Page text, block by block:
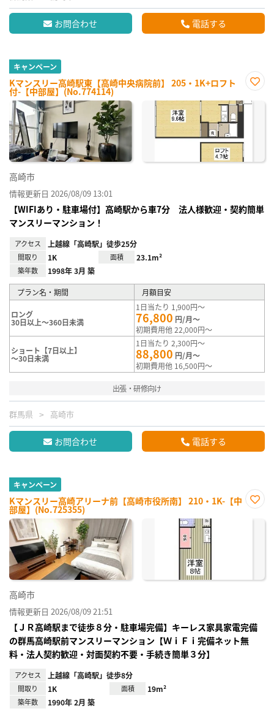
お問合わせ 電話する
キャンペーン
Kマンスリー高崎駅東【高崎中央病院前】 205・1K+ロフト
付-【中部屋】(No.774114)
に入
高崎市
情報更新日 2026/08/09 13:01
【WIFIあり・駐車場付】高崎駅から車7分 法人様歓迎・契約簡単
マンスリーマンション！
アクセス 上越線「高崎駅」徒歩25分
間取り 1K 面積 23.1m²
築年数 1998年 3月 築
プラン名・期間 月額目安
ロング
30日以上～360日未満
1日当たり 1,900円～
76,800 円/月～
初期費用他 22,000円～
ショート【7日以上】
～30日未満
1日当たり 2,300円～
88,800 円/月～
初期費用他 16,500円～
出張・研修向け
群馬県 高崎市
お問合わせ 電話する
キャンペーン
Kマンスリー高崎アリーナ前【高崎市役所南】 210・1K-【中
部屋】(No.725355)
に入
高崎市
情報更新日 2026/08/09 21:51
【ＪＲ高崎駅まで徒歩８分・駐車場完備】キーレス家具家電完備
の群馬高崎駅前マンスリーマンション【ＷｉＦｉ完備ネット無
料・法人契約歓迎・対面契約不要・手続き簡単３分】
アクセス 上越線「高崎駅」徒歩8分
間取り 1K 面積 19m²
築年数 1990年 2月 築